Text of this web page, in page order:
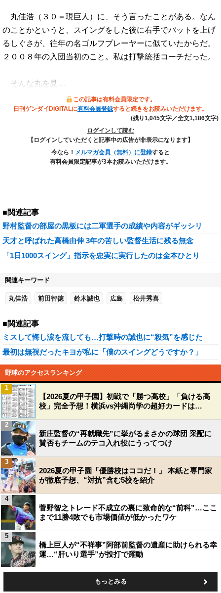
丸佳浩（３０＝現巨人）に、そう言ったことがある。なん
のことかというと、スイングをした後に右手でバットを上げ
るしぐさが、往年の名ゴルフプレーヤーに似ていたからだ。
２００８年の入団当初のこと。私は打撃統括コーチだった。
そんな丸を見…
この記事は有料会員限定です。
日刊ゲンダイDIGITALに有料会員登録すると続きをお読みいただけます。
(残り1,045文字／全文1,186文字)
ログインして読む
【ログインしていただくと記事中の広告が非表示になります】
今なら！ メルマガ会員（無料）に登録すると
有料会員限定記事が3本お読みいただけます。
■関連記事
野村監督の部屋の黒板には二軍選手の成績や内容がギッシリ
天才と呼ばれた高橋由伸 3年の苦しい監督生活に残る無念
「1日1000スイング」指示を忠実に実行したのは金本ひとり
関連キーワード
丸佳浩 前田智徳 鈴木誠也 広島 松井秀喜
■関連記事
ミスして悔し涙を流しても…打撃時の誠也に“殺気”を感じた
最初は無視だったキヨが私に「僕のスイングどうですか？」
野球のアクセスランキング
【2026夏の甲子園】初戦で「勝つ高校」「負ける高
校」完全予想！横浜vs沖縄尚学の超好カードは…
1
新庄監督の“再就職先”に挙がるまさかの球団 采配に
賛否もチームのテコ入れ役にうってつけ
2
2026夏の甲子園「優勝校はココだ！」 本紙と専門家
が徹底予想、“対抗”含む5校を紹介
3
菅野智之トレード不成立の裏に致命的な“前科”…ここ
まで11勝4敗でも市場価値が低かったワケ
4
橋上巨人が“不祥事”阿部前監督の遺産に助けられる幸
運…“肝いり選手”が投打で躍動
5
もっとみる